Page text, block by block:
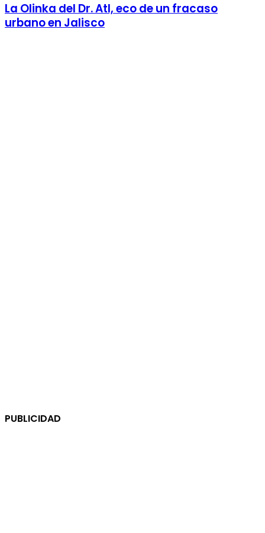
La Olinka del Dr. Atl, eco de un fracaso
urbano en Jalisco
PUBLICIDAD